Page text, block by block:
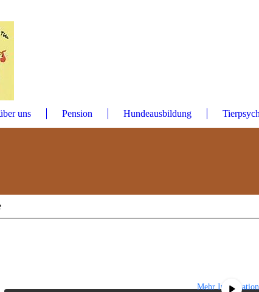
uns Pension Hundeausbildung
Mehr